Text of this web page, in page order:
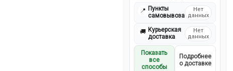
📍 Пункты
самовывоза
Нет
данных
🚚 Курьерская
доставка
Нет
данных
Показать
все
способы
Подробнее
о доставке